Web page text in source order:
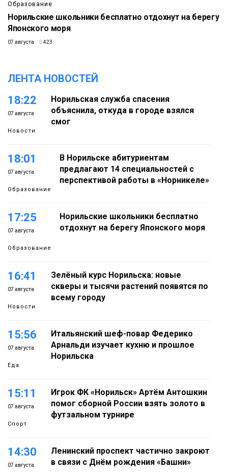
Образование
Норильские школьники бесплатно отдохнут на берегу
Японского моря
07 августа 423
ЛЕНТА НОВОСТЕЙ
18:22
07 августа
Новости
Норильская служба спасения
объяснила, откуда в городе взялся
смог
18:01
07 августа
Образование
В Норильске абитуриентам
предлагают 14 специальностей с
перспективой работы в «Норникеле»
17:25
07 августа
Образование
Норильские школьники бесплатно
отдохнут на берегу Японского моря
16:41
07 августа
Новости
Зелёный курс Норильска: новые
скверы и тысячи растений появятся по
всему городу
15:56
07 августа
Еда
Итальянский шеф-повар Федерико
Арнальди изучает кухню и прошлое
Норильска
15:11
07 августа
Спорт
Игрок ФК «Норильск» Артём Антошкин
помог сборной России взять золото в
футзальном турнире
14:30
07 августа
Ленинский проспект частично закроют
в связи с Днём рождения «Башни»